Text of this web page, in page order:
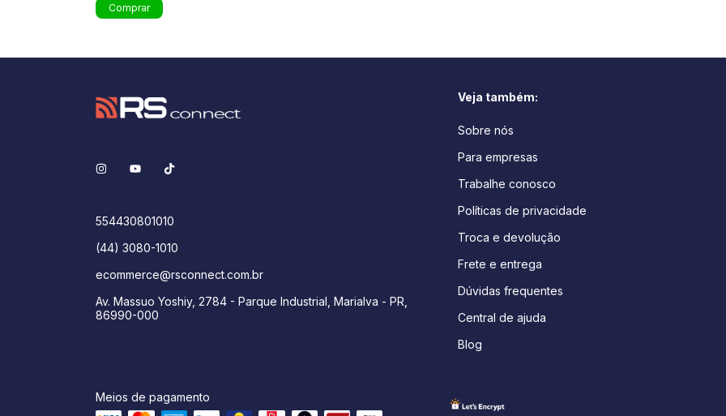
Comprar
554430801010
(44) 3080-1010
ecommerce@rsconnect.com.br
Av. Massuo Yoshiy, 2784 - Parque Industrial, Marialva - PR,
86990-000
Veja também:
Sobre nós
Para empresas
Trabalhe conosco
Políticas de privacidade
Troca e devolução
Frete e entrega
Dúvidas frequentes
Central de ajuda
Blog
Meios de pagamento